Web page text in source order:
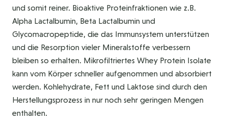
und somit reiner. Bioaktive Proteinfraktionen wie z.B.
Alpha Lactalbumin, Beta Lactalbumin und
Glycomacropeptide, die das Immunsystem unterstützen
und die Resorption vieler Mineralstoffe verbessern
bleiben so erhalten. Mikrofiltriertes Whey Protein Isolate
kann vom Körper schneller aufgenommen und absorbiert
werden. Kohlehydrate, Fett und Laktose sind durch den
Herstellungsprozess in nur noch sehr geringen Mengen
enthalten.